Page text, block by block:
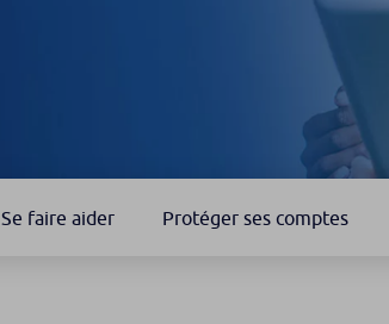
Se faire aider Protéger ses comptes